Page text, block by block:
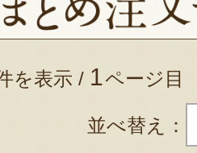
を表示 / 1ページ目
並べ替え：